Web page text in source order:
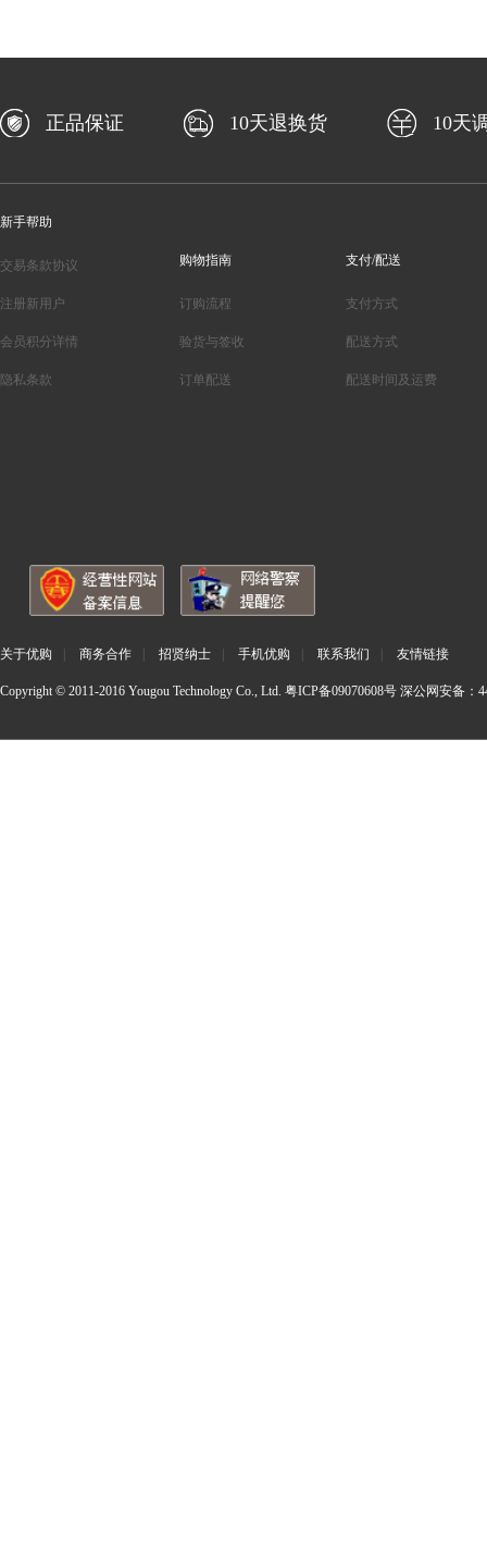
正品保证 10天退换货 10天
新手帮助
交易条款协议
注册新用户
会员积分详情
隐私条款
购物指南
订购流程
验货与签收
订单配送
支付/配送
支付方式
配送方式
配送时间及运费
关于优购 商务合作 招贤纳士 手机优购 联系我们 友情链接
Copyright © 2011-2016 Yougou Technology Co., Ltd. 粤ICP备09070608号 深公网安备：